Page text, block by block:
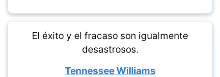
El éxito y el fracaso son igualmente
desastrosos.
Tennessee Williams